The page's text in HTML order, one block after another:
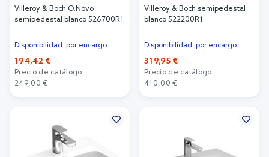
Villeroy & Boch O.Novo
semipedestal blanco 526700R1
Disponibilidad: por encargo
194,42 €
Precio de catálogo:
249,00 €
Villeroy & Boch semipedestal
blanco 522200R1
Disponibilidad: por encargo
319,95 €
Precio de catálogo:
410,00 €